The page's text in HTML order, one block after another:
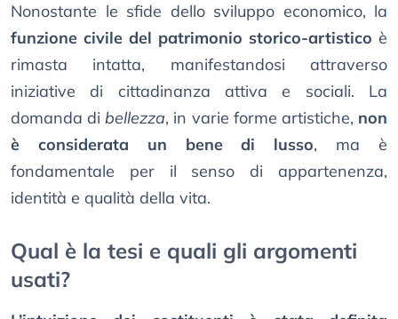
Nonostante le sfide dello sviluppo economico, la
funzione civile del patrimonio storico-artistico è
rimasta intatta, manifestandosi attraverso
iniziative di cittadinanza attiva e sociali. La
domanda dibellezza, in varie forme artistiche, non
è considerata un bene di lusso, ma è
fondamentale per il senso di appartenenza,
identità e qualità della vita.
Qual è la tesi e quali gli argomenti
usati?